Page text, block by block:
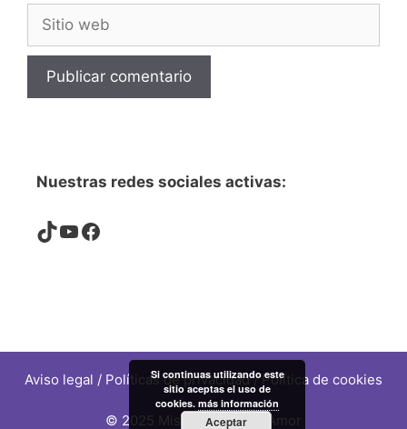
Sitio
web
Nuestras redes sociales activas:
TikTok
YouTube
Facebook
Aviso legal / Políticas de privacidad/Política de cookies
© 2025 Mis Historias De Amor
Si continuas utilizando este
sitio aceptas el uso de
cookies. más información
Aceptar